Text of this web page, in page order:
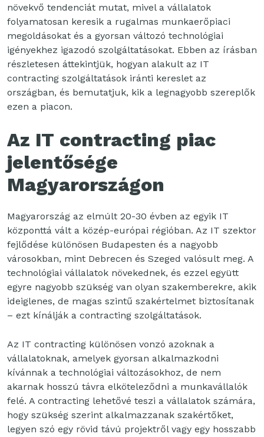
növekvő tendenciát mutat, mivel a vállalatok
folyamatosan keresik a rugalmas munkaerőpiaci
megoldásokat és a gyorsan változó technológiai
igényekhez igazodó szolgáltatásokat. Ebben az írásban
részletesen áttekintjük, hogyan alakult az IT
contracting szolgáltatások iránti kereslet az
országban, és bemutatjuk, kik a legnagyobb szereplők
ezen a piacon.
Az IT contracting piac
jelentősége
Magyarországon
Magyarország az elmúlt 20-30 évben az egyik IT
központtá vált a közép-európai régióban. Az IT szektor
fejlődése különösen Budapesten és a nagyobb
városokban, mint Debrecen és Szeged valósult meg. A
technológiai vállalatok növekednek, és ezzel együtt
egyre nagyobb szükség van olyan szakemberekre, akik
ideiglenes, de magas szintű szakértelmet biztosítanak
– ezt kínálják a contracting szolgáltatások.
Az IT contracting különösen vonzó azoknak a
vállalatoknak, amelyek gyorsan alkalmazkodni
kívánnak a technológiai változásokhoz, de nem
akarnak hosszú távra elköteleződni a munkavállalók
felé. A contracting lehetővé teszi a vállalatok számára,
hogy szükség szerint alkalmazzanak szakértőket,
legyen szó egy rövid távú projektről vagy egy hosszabb